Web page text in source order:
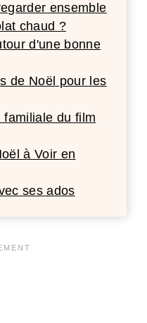
ensemble
chaud ?
d'une bonne
de Noël pour les
du film
à Voir en
ses ados